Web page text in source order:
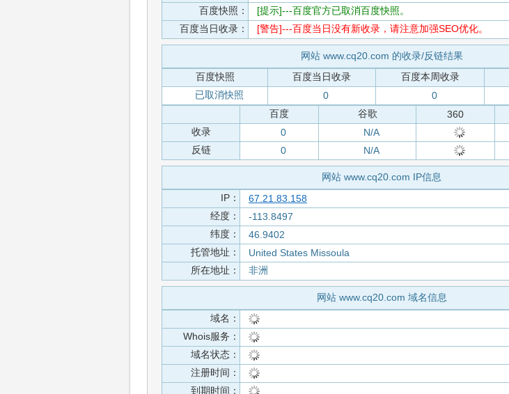
百度快照：
[提示]---百度官方已取消百度快照。
百度当日收录：
[警告]---百度当日没有新收录，请注意加强SEO优化。
网站 www.cq20.com 的收录/反链结果
百度快照
百度当日收录 百度本周收录
已取消快照
0 0
百度
谷歌 360
收录
0
N/A
反链
0 N/A
网站 www.cq20.com IP信息
IP：
67.21.83.158
经度：
-113.8497
纬度：
46.9402
托管地址：
United States Missoula
所在地址：
非洲
网站 www.cq20.com 域名信息
域名：
Whois服务：
域名状态：
注册时间：
到期时间：